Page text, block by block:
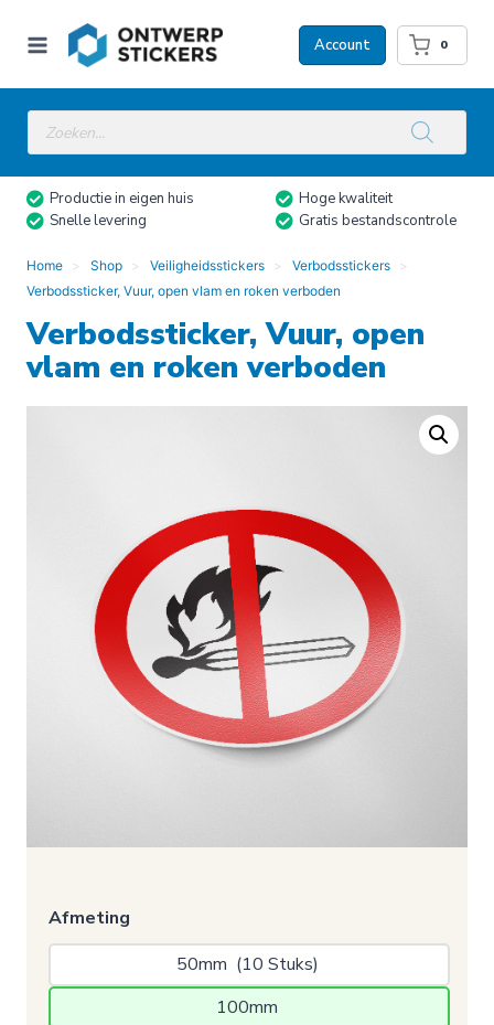
naar
Account 0
Producten
zoeken
Productie in eigen huis
Hoge kwaliteit
Snelle levering
Gratis bestandscontrole
Home Shop Veiligheidsstickers
Verbodsstickers
Verbodssticker, Vuur, open vlam en roken verboden
Verbodssticker, Vuur, open
vlam en roken verboden
Afmeting
50mm  (10 Stuks)
100mm